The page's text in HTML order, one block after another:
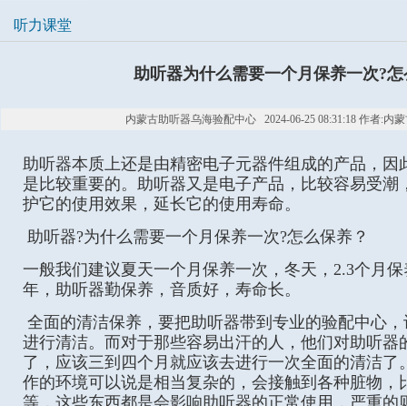
听力课堂
助听器为什么需要一个月保养一次?
内蒙古助听器乌海验配中心 2024-06-25 08:31:18 作者:内
助听器本质上还是由精密电子元器件组成的产品，因
是比较重要的。助听器又是电子产品，比较容易受潮
护它的使用效果，延长它的使用寿命。
助听器?为什么需要一个月保养一次?怎么保养？
一般我们建议夏天一个月保养一次，冬天，2.3个月
年，助听器勤保养，音质好，寿命长。
全面的清洁保养，要把助听器带到专业的验配中心
进行清洁。而对于那些容易出汗的人，他们对助听器
了，应该三到四个月就应该去进行一次全面的清洁了
作的环境可以说是相当复杂的，会接触到各种脏物，
等，这些东西都是会影响助听器的正常使用，严重的